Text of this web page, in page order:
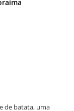
de batata, uma